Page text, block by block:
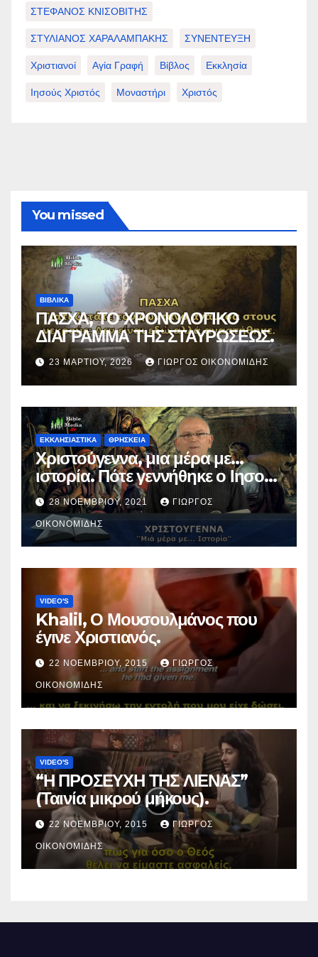
ΣΤΕΦΑΝΟΣ ΚΝΙΣΟΒΙΤΗΣ
ΣΤΥΛΙΑΝΟΣ ΧΑΡΑΛΑΜΠΑΚΗΣ ΣΥΝΕΝΤΕΥΞΗ
Χριστιανοί Αγία Γραφή Βίβλος Εκκλησία
Ιησούς Χριστός Μοναστήρι Χριστός
You missed
ΒΙΒΛΙΚΑ
ΠΑΣΧΑ, ΤΟ ΧΡΟΝΟΛΟΓΙΚΟ
ΔΙΑΓΡΑΜΜΑ ΤΗΣ ΣΤΑΥΡΩΣΕΩΣ.
23 ΜΑΡΤΊΟΥ, 2026 ΓΙΏΡΓΟΣ ΟΙΚΟΝΟΜΊΔΗΣ
ΕΚΚΛΗΣΙΑΣΤΙΚΑ ΘΡΗΣΚΕΙΑ
Χριστούγεννα, μια μέρα με…
ιστορία. Πότε γεννήθηκε ο Ιησούς
Χριστός; (Βίντεο).
28 ΝΟΕΜΒΡΊΟΥ, 2021 ΓΙΏΡΓΟΣ
ΟΙΚΟΝΟΜΊΔΗΣ
VIDEO'S
Khalil, Ο Μουσουλμάνος που
έγινε Χριστιανός.
22 ΝΟΕΜΒΡΊΟΥ, 2015 ΓΙΏΡΓΟΣ
ΟΙΚΟΝΟΜΊΔΗΣ
VIDEO'S
“Η ΠΡΟΣΕΥΧΗ ΤΗΣ ΛΙΕΝΑΣ”
(Ταινία μικρού μήκους).
22 ΝΟΕΜΒΡΊΟΥ, 2015 ΓΙΏΡΓΟΣ
ΟΙΚΟΝΟΜΊΔΗΣ